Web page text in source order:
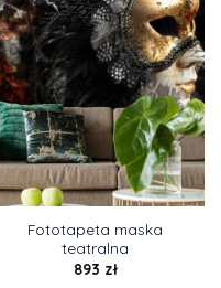
Fototapeta maska
teatralna
893 zł